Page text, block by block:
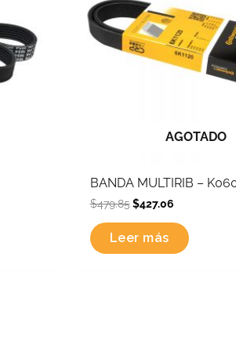
AGOTADO
BANDA MULTIRIB –
$479.85 $427.06
Leer más